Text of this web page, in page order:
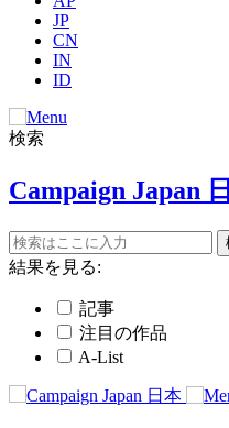
JP
CN
IN
ID
検索
Campaign Japan
結果を見る:
記事
注目の作品
A-List